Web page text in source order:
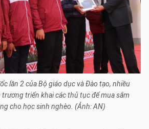
lần 2 của Bộ giáo dục và Đào tạo, nhiều
triển khai các thủ tục để mua sắm
cho học sinh nghèo. (Ảnh: AN)